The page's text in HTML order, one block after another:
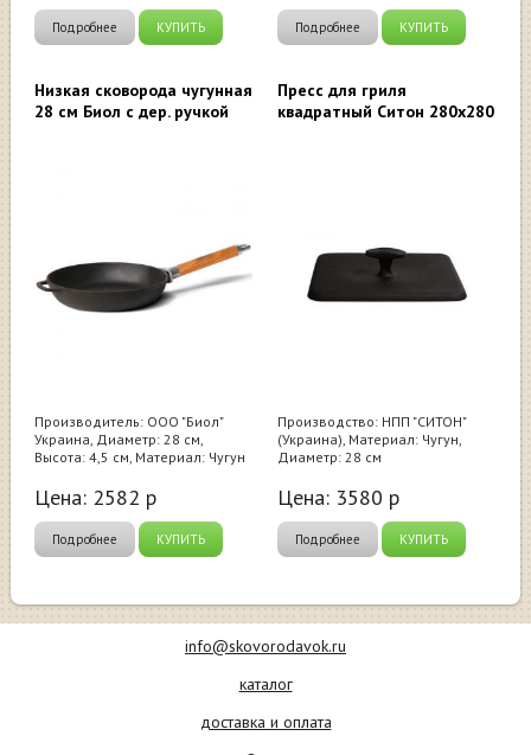
Подробнее КУПИТЬ Подробнее КУПИТЬ
Низкая сковорода чугунная
28 см Биол с дер. ручкой
Производитель: ООО "Биол"
Украина, Диаметр: 28 см,
Высота: 4,5 см, Материал: Чугун
Цена: 2582 р
Подробнее КУПИТЬ
Пресс для гриля
квадратный Ситон 280х280
Производство: НПП "СИТОН"
(Украина), Материал: Чугун,
Диаметр: 28 см
Цена: 3580 р
Подробнее КУПИТЬ
info@skovorodavok.ru
каталог
доставка и оплата